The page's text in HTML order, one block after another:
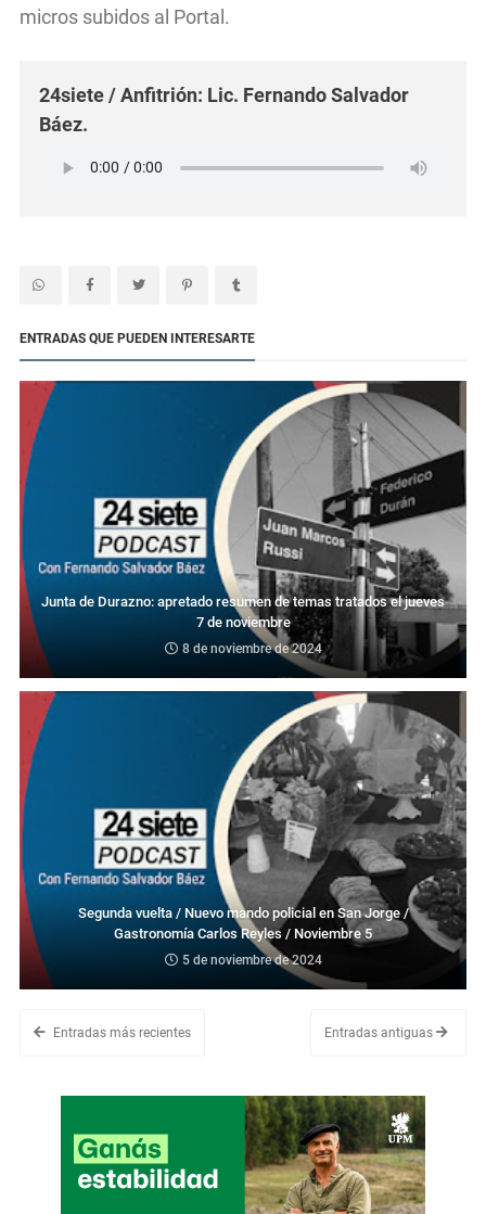
micros subidos al Portal.
24siete / Anfitrión: Lic. Fernando Salvador
Báez.
ENTRADAS QUE PUEDEN INTERESARTE
Junta de Durazno: apretado resumen de temas tratados el jueves
7 de noviembre
8 de noviembre de 2024
Segunda vuelta / Nuevo mando policial en San Jorge /
Gastronomía Carlos Reyles / Noviembre 5
5 de noviembre de 2024
Entradas más recientes Entradas antiguas